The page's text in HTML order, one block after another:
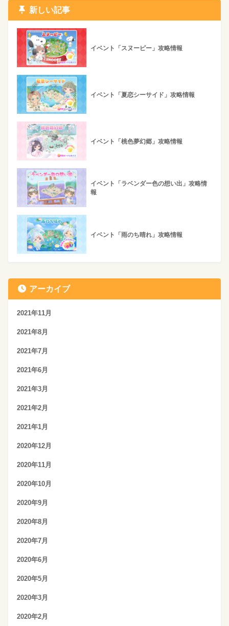
新しい記事
イベント「スヌーピー」攻略情報
イベント「夏恋シーサイド」攻略情報
イベント「桃色夢幻郷」攻略情報
イベント「ラベンダー色の想い出」攻略情
報
イベント「雨のち晴れ」攻略情報
アーカイブ
2021年11月
2021年8月
2021年7月
2021年6月
2021年3月
2021年2月
2021年1月
2020年12月
2020年11月
2020年10月
2020年9月
2020年8月
2020年7月
2020年6月
2020年5月
2020年3月
2020年2月